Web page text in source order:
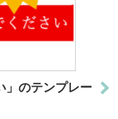
」のテンプレー